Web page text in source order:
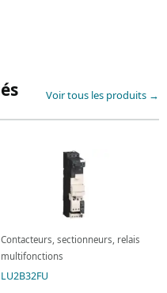
Voir tous les produits →
Contacteurs, sectionneurs, relais
multifonctions
LU2B32FU